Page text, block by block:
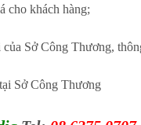
cho khách hàng;
Sở Công Thương,
Sở Công Thương